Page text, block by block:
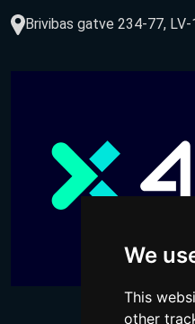
We
This
other
Brivibas gatve 234-77,